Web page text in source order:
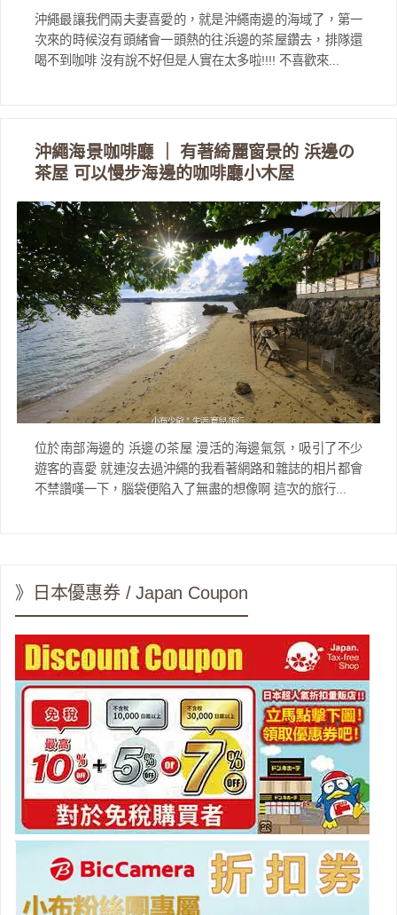
沖繩最讓我們兩夫妻喜愛的，就是沖繩南邊的海域了，第一
次來的時候沒有頭緒會一頭熱的往浜邊的茶屋鑽去，排隊還
喝不到咖啡 沒有說不好但是人實在太多啦!!!! 不喜歡來...
沖繩海景咖啡廳 ｜ 有著綺麗窗景的 浜邊の
茶屋 可以慢步海邊的咖啡廳小木屋
位於南部海邊的 浜邊の茶屋 漫活的海邊氣氛，吸引了不少
遊客的喜愛 就連沒去過沖繩的我看著網路和雜誌的相片都會
不禁讚嘆一下，腦袋便陷入了無盡的想像啊 這次的旅行...
》日本優惠券 / Japan Coupon